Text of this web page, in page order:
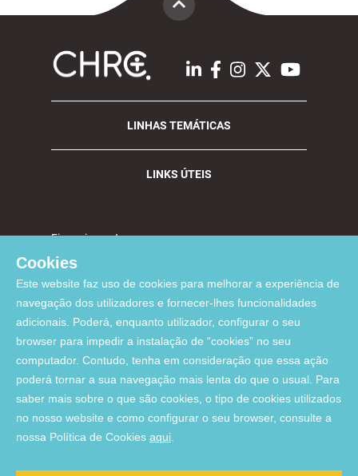
LINHAS TEMÁTICAS
LINKS ÚTEIS
Financiamento:
Apoiado pelo FCT através de fundos nacionais por meio dos projetos
10.54499/UIDP/04923/2020
), UIDB/04923/2020 (DOI:
10.54499/UIDB/04923/2020 ), and UID/06291/2025 (DOI:
10.54499/UID/06291/2025)
Com o apoio da União Europeia - NextGenerationEU através dos projetos
UID/PRR/06291/2025 (DOI:10.54499/UID/PRR/06291/2025), and
Cookies
Este website faz uso de cookies para melhorar a experiência de
navegação dos utilizadores e fornecer-lhes funcionalidades
adicionais. Poderá, enquanto utilizador, configurar o seu
browser para impedir a instalação de “cookies” no seu
computador. Contudo, tenha em consideração que essa ação
poderá tornar a sua navegação mais lenta do que o usual. Para
saber mais sobre o que são cookies, o tipo de cookies utilizados
no nosso website e como configurar o seu browser, consulte a
nossa Política de Cookies aqui